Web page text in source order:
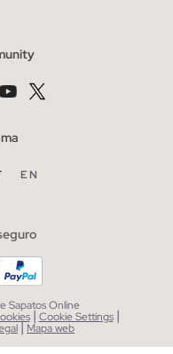
EN
Sapatos Online
| Cookie Settings |
| Mapa web